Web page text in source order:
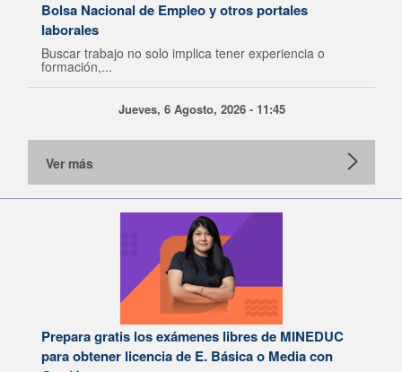
Bolsa Nacional de Empleo y otros portales
laborales
Buscar trabajo no solo implica tener experiencia o
formación,...
Jueves, 6 Agosto, 2026 - 11:45
Ver más
Prepara gratis los exámenes libres de MINEDUC
para obtener licencia de E. Básica o Media con